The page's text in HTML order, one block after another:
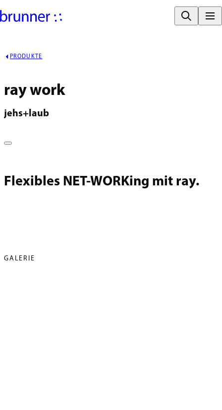
PRODUKTE
ray work
jehs+laub
Flexibles NET-WORKing mit ray.
GALERIE